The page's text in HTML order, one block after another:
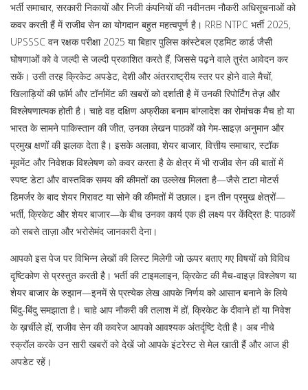
भर्ती समाचार, सरकारी निकायों और निजी कंपनियों की नवीनतम नौकरी अधिसूचनाओं को
कवर करती हैंमें राजीव सेन का योगदान बहुत महत्वपूर्ण है। RRB NTPC भर्ती 2025,
UPSSSC वन रक्षक परीक्षा 2025 या बिहार पुलिस कांस्टेबल एडमिट कार्ड जैसी
घोषणाओं को वे जल्दी से जल्दी प्रकाशित करते हैं, जिससे पढ़ने वाले तुरंत आवेदन कर
सकें। उसी तरह क्रिकेट अपडेट, देशी और अंतरराष्ट्रीय स्तर पर होने वाले मैचों,
खिलाड़ियों की फ़ॉर्म और टॉर्नामेंट की खबरों को दर्शाती है में उनकी रिपोर्टिंग तेज़ और
विश्लेषणात्मक होती है। चाहे वह दक्षिण अफ्रीका बनाम बांग्लादेश का रोमांचक मैच हो या
भारत के सामने पाकिस्तान की जीत, उनका लेखन पाठकों को गेम‑साइज़ अनुमान और
प्रमुख क्षणों की झलक देता है। इसके अलावा, शेयर बाजार, वित्तीय समाचार, स्टॉक
मूवमेंट और निवेशक विश्लेषण को कवर करता है के क्षेत्र में भी राजीव सेन की बातों में
स्पष्ट डेटा और वास्तविक समय की कीमतों का उल्लेख मिलता है—जैसे टाटा मोटर्स
डिमर्जर के बाद शेयर गिरावट या सोने की कीमतों में उछाल। इन तीन प्रमुख क्षेत्रों—
भर्ती, क्रिकेट और शेयर बाजार—के बीच उनका कार्य एक ही लक्ष्य पर केंद्रित है: पाठकों
को सबसे ताज़ा और भरोसेमंद जानकारी देना।
आपको इस पेज पर विभिन्न लेखों की लिस्ट मिलेगी जो ऊपर बताए गए विषयों को विविध
दृष्टिकोण से प्रस्तुत करती है। भर्ती की टाइमलाइन, क्रिकेट की मैच‑वाइज़ विश्लेषण या
शेयर बाजार के रुझान—इनमें से प्रत्येक लेख आपके निर्णय को आसान बनाने के लिये
बिंदु‑बिंदु समझाता है। चाहे आप नौकरी की तलाश में हों, क्रिकेट के दीवाने हों या निवेश
के ख़र्चीले हों, राजीव सेन की कवरेज आपको आवश्यक अंतर्दृष्टि देती है। अब नीचे
स्क्रॉल करके उन सारी खबरों को देखें जो आपके इंटरेस्ट से मेल खाती हैं और आज ही
अपडेट रहें।